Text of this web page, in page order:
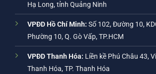
Hạ Long, tỉnh Quảng Ninh
VPĐD Hồ Chí Minh: Số 102, Đường 10,
Phường 10, Q. Gò Vấp, TP.HCM
VPĐD Thanh Hóa: Liền kề Phú Châu 43,
Thanh Hóa, TP. Thanh Hóa